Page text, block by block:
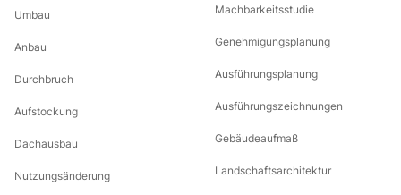
Umbau
Anbau
Durchbruch
Aufstockung
Dachausbau
Nutzungsänderung
Machbarkeitsstudie
Genehmigungsplanung
Ausführungsplanung
Ausführungszeichnungen
Gebäudeaufmaß
Landschaftsarchitektur